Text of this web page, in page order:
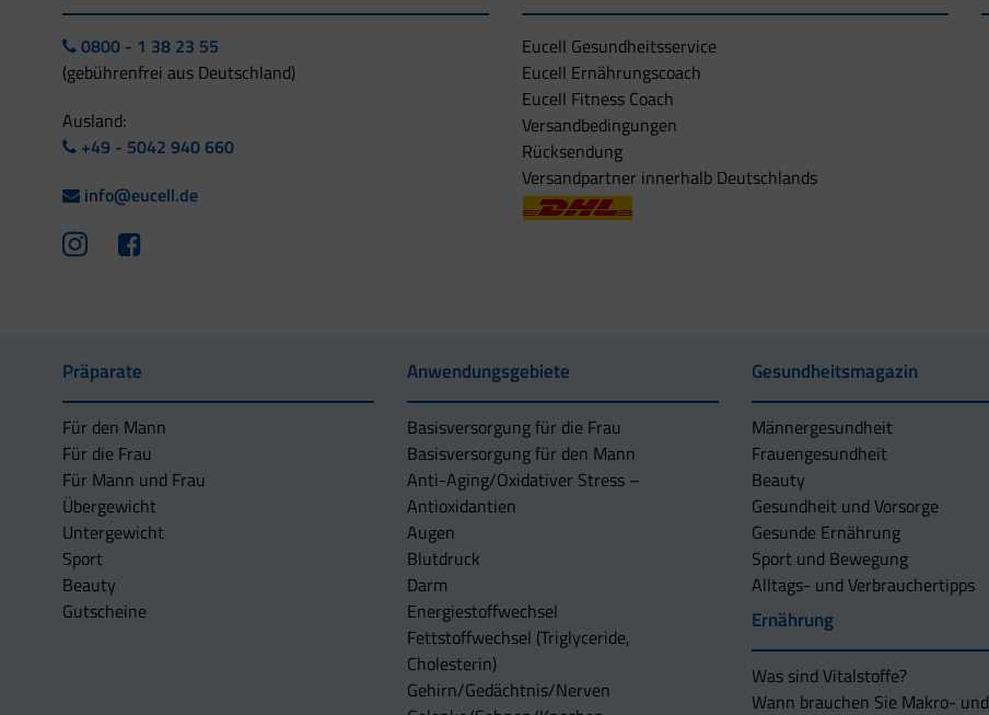
0800 - 1 38 23 55
(gebührenfrei aus Deutschland)
Ausland:
+49 - 5042 940 660
info@eucell.de
Eucell Gesundheitsservice
Eucell Ernährungscoach
Eucell Fitness Coach
Versandbedingungen
Rücksendung
Versandpartner innerhalb Deutschlands
Präparate
Für den Mann
Für die Frau
Für Mann und Frau
Übergewicht
Untergewicht
Sport
Beauty
Gutscheine
Anwendungsgebiete
Basisversorgung für die Frau
Basisversorgung für den Mann
Anti-Aging/Oxidativer Stress –
Antioxidantien
Augen
Blutdruck
Darm
Energiestoffwechsel
Fettstoffwechsel (Triglyceride,
Cholesterin)
Gehirn/Gedächtnis/Nerven
Gesundheitsmagazin
Männergesundheit
Frauengesundheit
Beauty
Gesundheit und Vorsorge
Gesunde Ernährung
Sport und Bewegung
Alltags- und Verbrauchertipps
Ernährung
Was sind Vitalstoffe?
Wann brauchen Sie Makro- und